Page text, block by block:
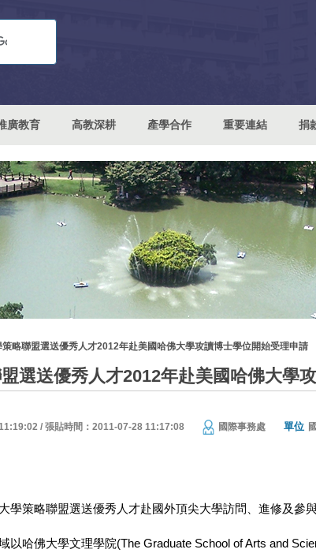
廣教育 高教深耕 產學合作 重要連結 捐
策略聯盟選送優秀人才2012年赴美國哈佛大學攻讀博士學位開始受理申請
選送優秀人才2012年赴美國哈佛大學
/ 張貼時間：2011-07-28 11:17:08 國際事務處 單位
學策略聯盟選送優秀人才赴國外頂尖大學訪問、進修及參
以哈佛大學文理學院(The Graduate School of Arts and